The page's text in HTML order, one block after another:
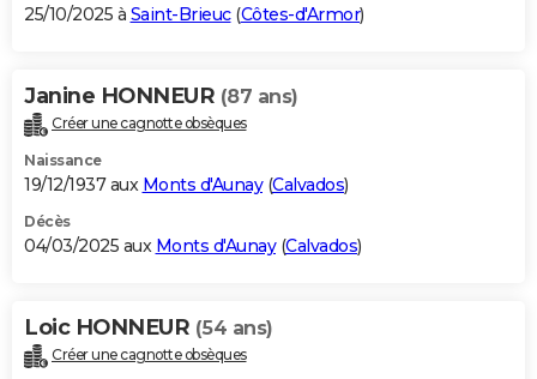
BONS PLANS
Carte de Noël
Carte Bonne année
Carte Saint-Valentin
Carte Pâques
Carte d'anniversaire
DICTIONNAIRE
Dictionnaire
Biographies
Citations
Expressions
Proverbes
PROGRAMME TV
S'inscrire
Se connecter
Lycées
Collèges
Primaires
Universités
Entreprises
Service militaire
Avis de recherche
AVIS DE DÉCÈS
Bricolage
Lifestyle
Culture
Sport
Auto
Television
Voyage
Cinema
25/10/2025 à Saint-Brieuc(Côtes-d'Armor)
Janine HONNEUR (87 ans)
Créer une cagnotte obsèques
Naissance
19/12/1937 aux Monts d'Aunay(Calvados)
Décès
04/03/2025 aux Monts d'Aunay(Calvados)
Loic HONNEUR (54 ans)
Créer une cagnotte obsèques